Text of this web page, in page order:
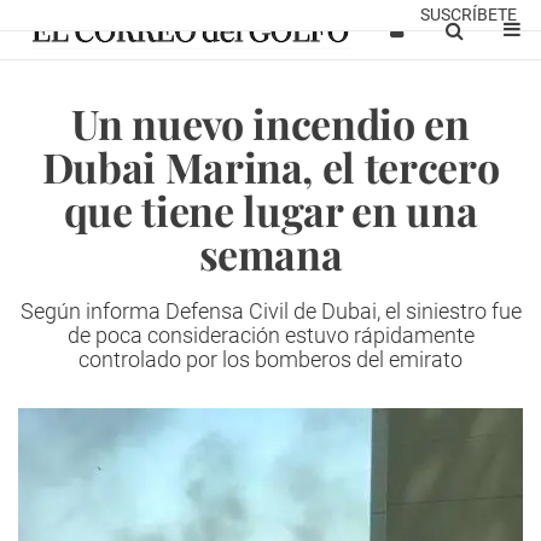
SUSCRÍBETE
Un nuevo incendio en
Dubai Marina, el tercero
que tiene lugar en una
semana
Según informa Defensa Civil de Dubai, el siniestro fue
de poca consideración estuvo rápidamente
controlado por los bomberos del emirato